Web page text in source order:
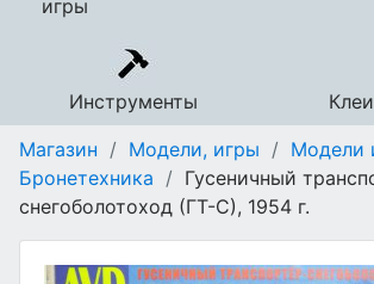
игры
Инструменты
Магазин / Модели, игры / Модели
Бронетехника / Гусеничный
снегоболотоход (ГТ-С), 1954 г.